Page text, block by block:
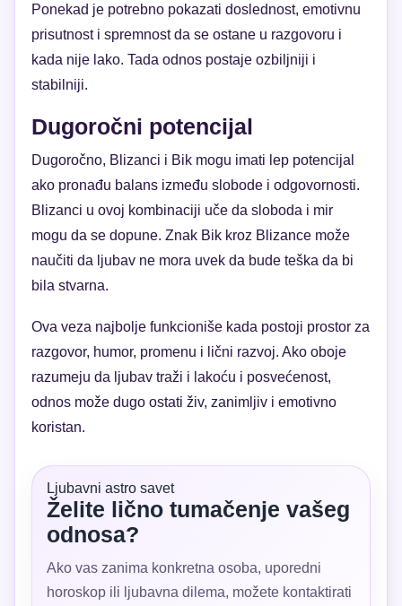
Ponekad je potrebno pokazati doslednost, emotivnu
prisutnost i spremnost da se ostane u razgovoru i
kada nije lako. Tada odnos postaje ozbiljniji i
stabilniji.
Dugoročni potencijal
Dugoročno, Blizanci i Bik mogu imati lep potencijal
ako pronađu balans između slobode i odgovornosti.
Blizanci u ovoj kombinaciji uče da sloboda i mir
mogu da se dopune. Znak Bik kroz Blizance može
naučiti da ljubav ne mora uvek da bude teška da bi
bila stvarna.
Ova veza najbolje funkcioniše kada postoji prostor za
razgovor, humor, promenu i lični razvoj. Ako oboje
razumeju da ljubav traži i lakoću i posvećenost,
odnos može dugo ostati živ, zanimljiv i emotivno
koristan.
Ljubavni astro savet
Želite lično tumačenje vašeg
odnosa?
Ako vas zanima konkretna osoba, uporedni
horoskop ili ljubavna dilema, možete kontaktirati